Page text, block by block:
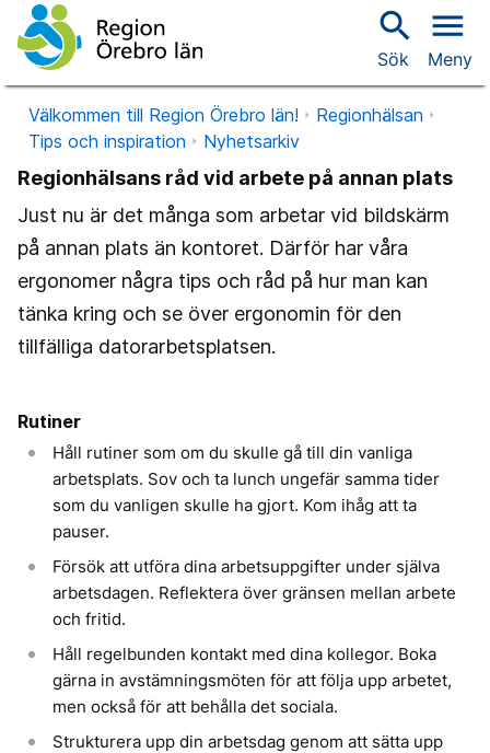
search
Sök
menu
Meny
Välkommen till Region Örebro län!
Regionhälsan
Tips och inspiration
Nyhetsarkiv
Regionhälsans råd vid arbete på annan plats
Just nu är det många som arbetar vid bildskärm
på annan plats än kontoret. Därför har våra
ergonomer några tips och råd på hur man kan
tänka kring och se över ergonomin för den
tillfälliga datorarbetsplatsen.
Rutiner
Håll rutiner som om du skulle gå till din vanliga
arbetsplats. Sov och ta lunch ungefär samma tider
som du vanligen skulle ha gjort. Kom ihåg att ta
pauser.
Försök att utföra dina arbetsuppgifter under själva
arbetsdagen. Reflektera över gränsen mellan arbete
och fritid.
Håll regelbunden kontakt med dina kollegor. Boka
gärna in avstämningsmöten för att följa upp arbetet,
men också för att behålla det sociala.
Strukturera upp din arbetsdag genom att sätta upp